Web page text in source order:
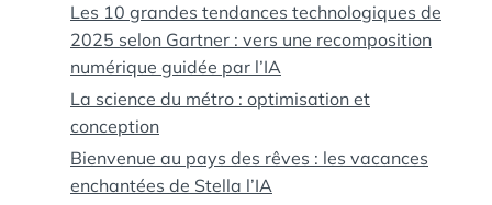
Les 10 grandes tendances technologiques de
2025 selon Gartner : vers une recomposition
numérique guidée par l’IA
La science du métro : optimisation et
conception
Bienvenue au pays des rêves : les vacances
enchantées de Stella l’IA